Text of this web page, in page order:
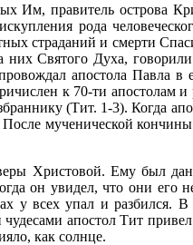
Им, правитель острова
рода
страданий и смерти
Святого Духа,
апостола Павла в
к 70-ти апостолам
(Тит. 1-3). Когда
мученической
Христовой. Ему был
он увидел, что они его
всех упал и разбился.
апостол Тит
как солнце.